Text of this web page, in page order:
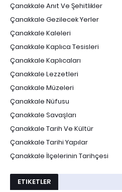
Çanakkale Anıt Ve Şehitlikler
Çanakkale Gezilecek Yerler
Çanakkale Kaleleri
Çanakkale Kaplıca Tesisleri
Çanakkale Kaplıcaları
Çanakkale Lezzetleri
Çanakkale Müzeleri
Çanakkale Nüfusu
Çanakkale Savaşları
Çanakkale Tarih Ve Kültür
Çanakkale Tarihi Yapılar
Çanakkale İlçelerinin Tarihçesi
ETIKETLER